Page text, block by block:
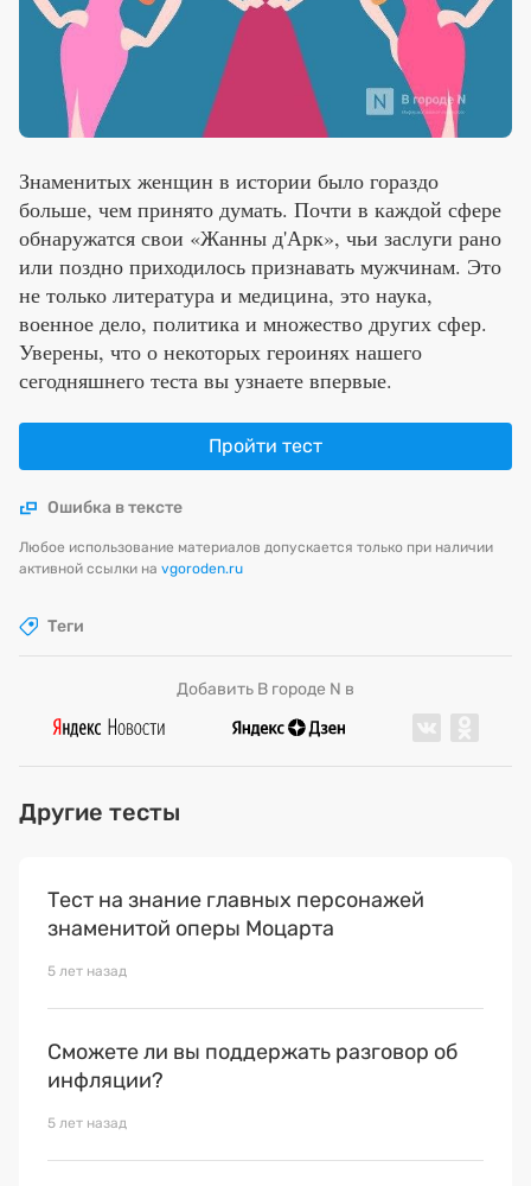
Эксперты
Знаменитых женщин в истории было гораздо
больше, чем принято думать. Почти в каждой сфере
обнаружатся свои «Жанны д'Арк», чьи заслуги рано
или поздно приходилось признавать мужчинам. Это
не только литература и медицина, это наука,
военное дело, политика и множество других сфер.
Уверены, что о некоторых героинях нашего
сегодняшнего теста вы узнаете впервые.
Пройти тест
Ошибка в тексте
Любое использование материалов допускается только при наличии
активной ссылки на vgoroden.ru
Теги
Добавить В городе N в
Комментарии
Другие тесты
Тест на знание главных персонажей
знаменитой оперы Моцарта
5 лет назад
Cможете ли вы поддержать разговор об
инфляции?
5 лет назад